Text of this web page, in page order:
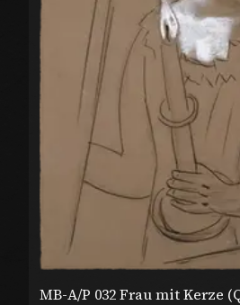
MB-A/P 032 Frau mit Kerze